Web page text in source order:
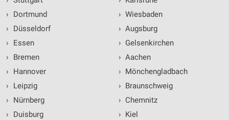
›
Dortmund
›
Düsseldorf
›
Essen
›
Bremen
›
Hannover
›
Leipzig
›
Nürnberg
›
Duisburg
› Wiesbaden
› Augsburg
› Gelsenkirchen
› Aachen
› Mönchengladbach
› Braunschweig
› Chemnitz
› Kiel